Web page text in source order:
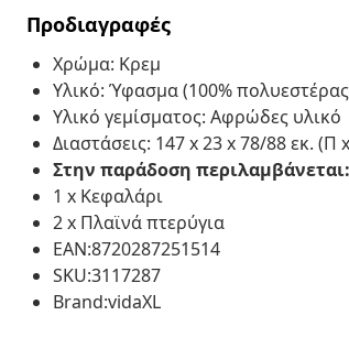
Προδιαγραφές
Χρώμα: Κρεμ
Υλικό: Ύφασμα (100%
Υλικό γεμίσματος: Αφρώδες υλικό
Διαστάσεις: 147 x 23 x 78/88 εκ. (Π
Στην παράδοση περιλαμβάνεται:
1 x Κεφαλάρι
2 x Πλαϊνά πτερύγια
EAN:8720287251514
SKU:3117287
Brand:vidaXL